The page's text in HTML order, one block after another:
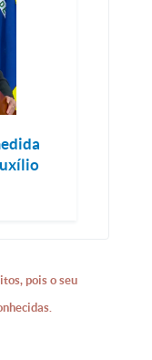
pois o seu